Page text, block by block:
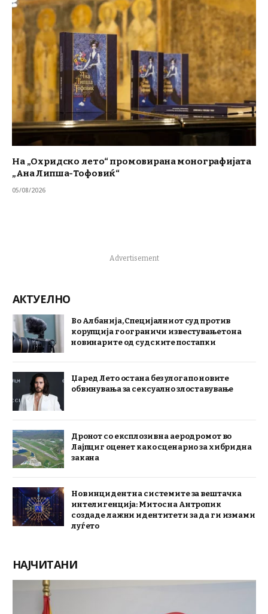
На „Охридско лето“ промовирана монографијата
„Ана Липша-Тофовиќ“
05/08/2026
Advertisement
АКТУЕЛНО
Во Албанија, Специјалниот суд против
корупција го ограничи известувањето на
новинарите од судските постапки
Џаред Лето остана без улога по новите
обвинувања за сексуално злоставување
Дронот со експлозив на аеродромот во
Лајпциг оценет како сценарио за хибридна
закана
Нов инцидент на системите за вештачка
интелигенција: Митос на Антропик
создаде лажни идентитети за да ги измами
луѓето
НАЈЧИТАНИ